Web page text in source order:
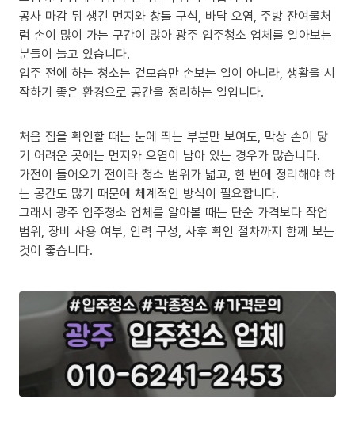
공사 마감 뒤 생긴 먼지와 창틀 구석, 바닥 오염, 주방 잔여물처
럼 손이 많이 가는 구간이 많아 광주 입주청소 업체를 알아보는
분들이 늘고 있습니다.
입주 전에 하는 청소는 겉모습만 손보는 일이 아니라, 생활을 시
작하기 좋은 환경으로 공간을 정리하는 일입니다.
처음 집을 확인할 때는 눈에 띄는 부분만 보여도, 막상 손이 닿
기 어려운 곳에는 먼지와 오염이 남아 있는 경우가 많습니다.
가전이 들어오기 전이라 청소 범위가 넓고, 한 번에 정리해야 하
는 공간도 많기 때문에 체계적인 방식이 필요합니다.
그래서 광주 입주청소 업체를 알아볼 때는 단순 가격보다 작업
범위, 장비 사용 여부, 인력 구성, 사후 확인 절차까지 함께 보는
것이 좋습니다.